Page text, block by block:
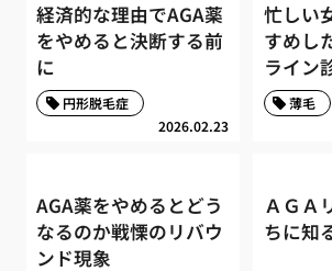
経済的な理由でAGA薬
をやめると決断する前
に
2026.02.23
円形脱毛症
忙しい
すめし
ライン
薄毛
AGA薬をやめるとどう
なるのか戦慄のリバウ
ンド現象
ＡＧＡ
ちに知